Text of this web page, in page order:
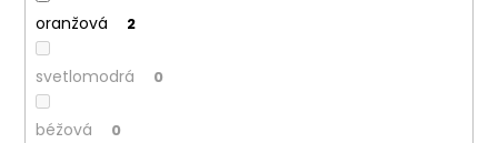
oranžová 2
svetlomodrá 0
béžová 0